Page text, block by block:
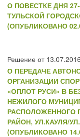
О ПОВЕСТКЕ ДНЯ
ТУЛЬСКОЙ
(ОПУБЛИКОВАНО
Решение от
О ПЕРЕДАЧЕ
ОРГАНИЗАЦИИ
«ОПЛОТ РУСИ» В
НЕЖИЛОГО
РАСПОЛОЖЕННОГО
РАЙОН, УЛ.КАУЛЯ/
(ОПУБЛИКОВАНО